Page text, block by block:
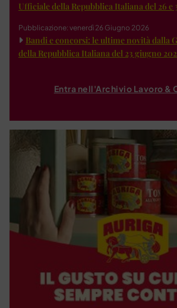
Ufficiale della Repubblica Italiana del 26 e
Pubblicazione: venerdì 26 Giugno 2026
Bandi e concorsi: le ultime novità dalla
della Repubblica Italiana del 23 giugno
Entra nell'Archivio Lavoro &